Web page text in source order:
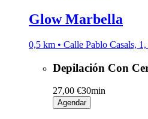
Glow Marbella
0,5 km • Calle Pablo Casals,
Depilación Con
27,00 €30min
Agendar